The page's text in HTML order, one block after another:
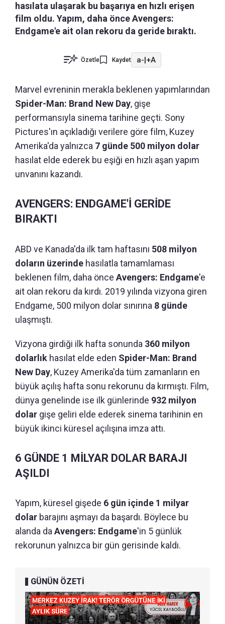
hasılata ulaşarak bu başarıya en hızlı erişen
film oldu. Yapım, daha önce Avengers:
Endgame'e ait olan rekoru da geride bıraktı.
Özetle Kaydet a-|+A
Marvel evreninin merakla beklenen yapımlarından
Spider-Man: Brand New Day, gişe
performansıyla sinema tarihine geçti. Sony
Pictures'ın açıkladığı verilere göre film, Kuzey
Amerika'da yalnızca 7 günde 500 milyon dolar
hasılat elde ederek bu eşiği en hızlı aşan yapım
unvanını kazandı.
AVENGERS: ENDGAME'İ GERİDE
BIRAKTI
ABD ve Kanada'da ilk tam haftasını 508 milyon
doların üzerinde hasılatla tamamlaması
beklenen film, daha önce Avengers: Endgame'e
ait olan rekoru da kırdı. 2019 yılında vizyona giren
Endgame, 500 milyon dolar sınırına 8 günde
ulaşmıştı.
Vizyona girdiği ilk hafta sonunda 360 milyon
dolarlık hasılat elde eden Spider-Man: Brand
New Day, Kuzey Amerika'da tüm zamanların en
büyük açılış hafta sonu rekorunu da kırmıştı. Film,
dünya genelinde ise ilk günlerinde 932 milyon
dolar gişe geliri elde ederek sinema tarihinin en
büyük ikinci küresel açılışına imza attı.
6 GÜNDE 1 MİLYAR DOLAR BARAJI
AŞILDI
Yapım, küresel gişede 6 gün içinde 1 milyar
dolar barajını aşmayı da başardı. Böylece bu
alanda daAvengers: Endgame'in 5 günlük
rekorunun yalnızca bir gün gerisinde kaldı.
GÜNÜN ÖZETİ